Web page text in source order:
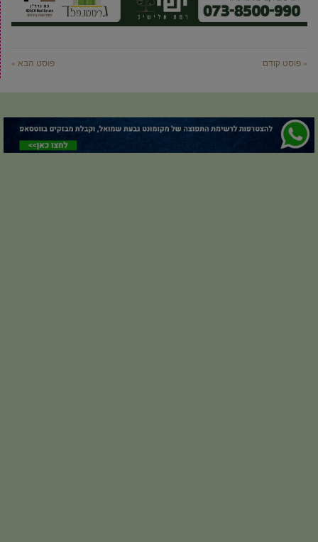
« פוסט קודם פוסט הבא »